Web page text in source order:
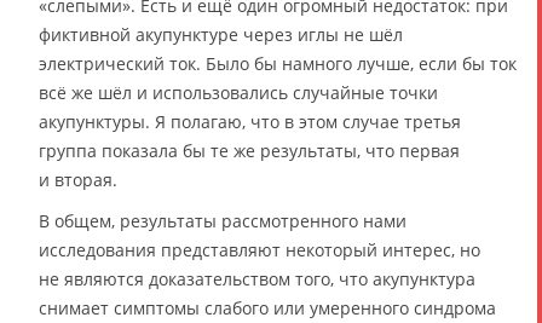
«слепыми». Есть и ещё один огромный недостаток: при
фиктивной акупунктуре через иглы не шёл
электрический ток. Было бы намного лучше, если бы ток
всё же шёл и использовались случайные точки
акупунктуры. Я полагаю, что в этом случае третья
группа показала бы те же результаты, что первая
и вторая.
В общем, результаты рассмотренного нами
исследования представляют некоторый интерес, но
не являются доказательством того, что акупунктура
снимает симптомы слабого или умеренного синдрома